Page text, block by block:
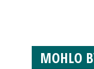
MOHLO